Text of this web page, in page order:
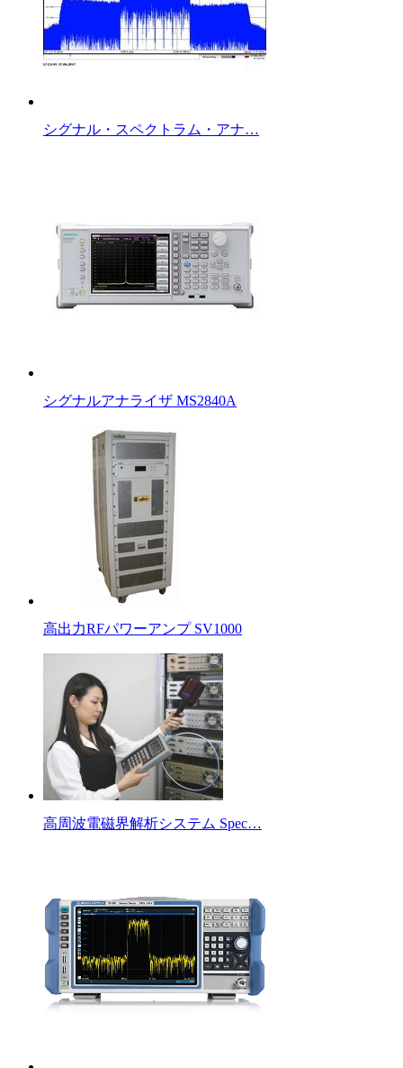
シグナル・スペクトラム・アナ…
シグナルアナライザ MS2840A
高出力RFパワーアンプ SV1000
高周波電磁界解析システム Spec…